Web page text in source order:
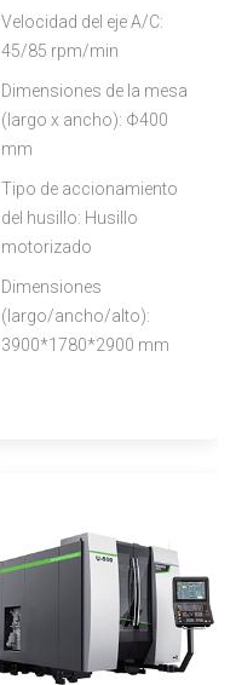
Velocidad del eje A/C:
45/85 rpm/min
Dimensiones de la mesa
(largo x ancho): Φ400
mm
Tipo de accionamiento
del husillo: Husillo
motorizado
Dimensiones
(largo/ancho/alto):
3900*1780*2900 mm